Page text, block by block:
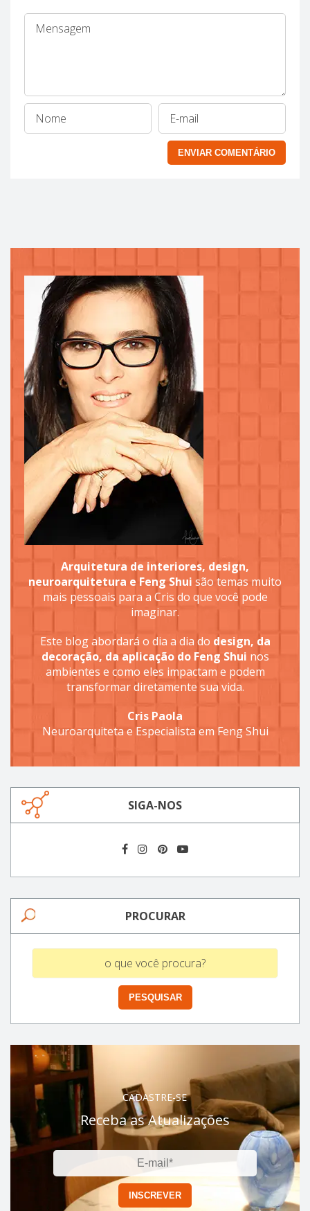
Arquitetura de interiores, design,
neuroarquitetura e Feng Shui são temas muito
mais pessoais para a Cris do que você pode
imaginar.
Este blog abordará o dia a dia do design, da
decoração, da aplicação do Feng Shui nos
ambientes e como eles impactam e podem
transformar diretamente sua vida.
Cris Paola
Neuroarquiteta e Especialista em Feng Shui
SIGA-NOS
PROCURAR
CADASTRE-SE
Receba as Atualizações